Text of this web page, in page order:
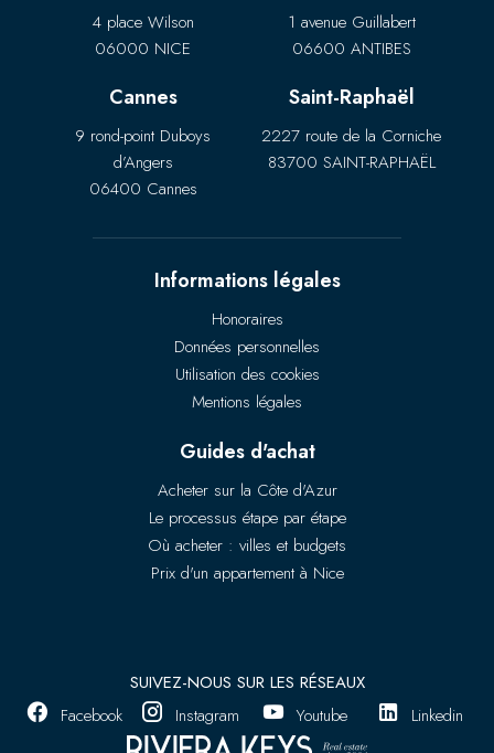
4 place Wilson
06000 NICE
1 avenue Guillabert
06600 ANTIBES
Cannes
9 rond-point Duboys
d’Angers
06400 Cannes
Saint-Raphaël
2227 route de la Corniche
83700 SAINT-RAPHAËL
Informations légales
Honoraires
Données personnelles
Utilisation des cookies
Mentions légales
Guides d'achat
Acheter sur la Côte d'Azur
Le processus étape par étape
Où acheter : villes et budgets
Prix d'un appartement à Nice
SUIVEZ-NOUS SUR LES RÉSEAUX
Facebook
Instagram Youtube Linkedin